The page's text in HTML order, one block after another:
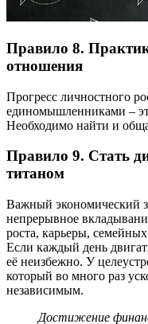
Правило 8.
отношения
Прогресс личностного
единомышленниками –
Необходимо найти и
Правило 9. Стать
титаном
Важный экономический
непрерывное
роста, карьеры,
Если каждый день
её неизбежно. У
который во много раз
независимым.
Достижение